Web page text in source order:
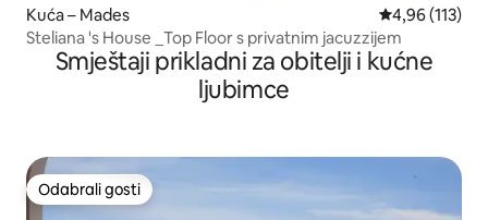
Kuća – Mades Prosječna
4,96 (113)
Steliana 's House _Top Floor s privatnim jacuzzijem
Smještaji prikladni za obitelji i kućne
ljubimce
Odabrali gosti
Odabrali gosti